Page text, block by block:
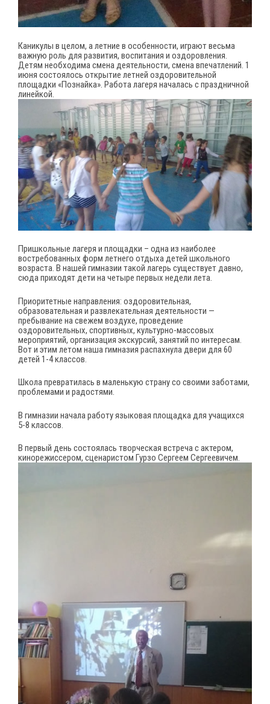
Каникулы в целом, а летние в особенности, играют весьма
важную роль для развития, воспитания и оздоровления.
Детям необходима смена деятельности, смена впечатлений. 1
июня состоялось открытие летней оздоровительной
площадки «Познайка». Работа лагеря началась с праздничной
линейкой.
Пришкольные лагеря и площадки – одна из наиболее
востребованных форм летнего отдыха детей школьного
возраста. В нашей гимназии такой лагерь существует давно,
сюда приходят дети на четыре первых недели лета.
Приоритетные направления: оздоровительная,
образовательная и развлекательная деятельности —
пребывание на свежем воздухе, проведение
оздоровительных, спортивных, культурно-массовых
мероприятий, организация экскурсий, занятий по интересам.
Вот и этим летом наша гимназия распахнула двери для 60
детей 1-4 классов.
Школа превратилась в маленькую страну со своими заботами,
проблемами и радостями.
В гимназии начала работу языковая площадка для учащихся
5-8 классов.
В первый день состоялась творческая встреча с актером,
кинорежиссером, сценаристом Гурзо Сергеем Сергеевичем.